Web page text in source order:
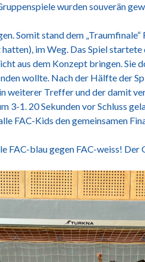
wurden souverän
Somit stand dem „Traumfinale“
im Weg. Das Spiel
aus dem Konzept bringen.
wollte. Nach der Hälfte der
weiterer Treffer und der damit
3-1. 20 Sekunden vor Schluss
FAC-Kids den gemeinsamen
FAC-blau gegen FAC-weiss!